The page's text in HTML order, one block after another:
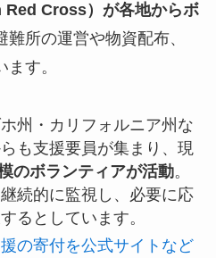
Red Cross）が各地からボ
難所の運営や物資配布、
す。
州・カリフォルニア州な
も支援要員が集まり、現
のボランティアが活動。
続的に監視し、必要に応
るとしています。
の寄付を公式サイトなど